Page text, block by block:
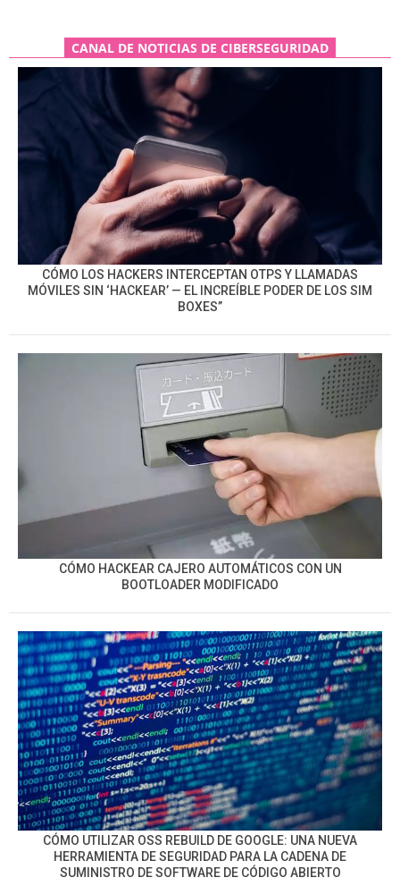
CANAL DE NOTICIAS DE CIBERSEGURIDAD
CÓMO LOS HACKERS INTERCEPTAN OTPS Y LLAMADAS
MÓVILES SIN ‘HACKEAR’ — EL INCREÍBLE PODER DE LOS SIM
BOXES”
CÓMO HACKEAR CAJERO AUTOMÁTICOS CON UN
BOOTLOADER MODIFICADO
CÓMO UTILIZAR OSS REBUILD DE GOOGLE: UNA NUEVA
HERRAMIENTA DE SEGURIDAD PARA LA CADENA DE
SUMINISTRO DE SOFTWARE DE CÓDIGO ABIERTO